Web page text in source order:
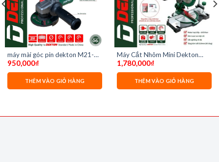
máy mài góc pin dekton M21-
AG100BT ( Chưa có pin và sạc)
950,000₫
THÊM VÀO GIỎ HÀNG
Máy Cắt Nhôm Mini Dekton
DK-CN210 Có lưỡi cắt
1,780,000₫
THÊM VÀO GIỎ HÀNG